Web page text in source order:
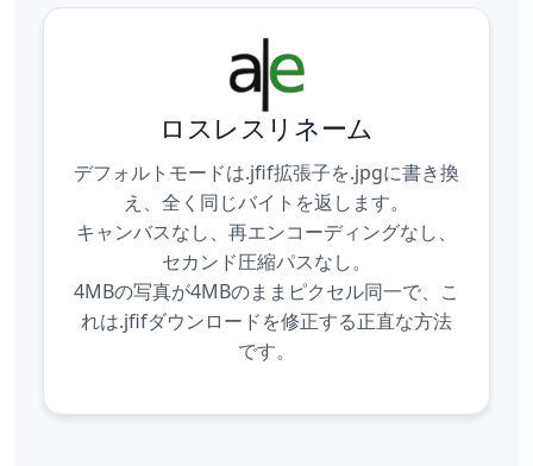
ロスレスリネーム
デフォルトモードは.jfif拡張子を.jpgに書き換
え、全く同じバイトを返します。
キャンバスなし、再エンコーディングなし、
セカンド圧縮パスなし。
4MBの写真が4MBのままピクセル同一で、こ
れは.jfifダウンロードを修正する正直な方法
です。